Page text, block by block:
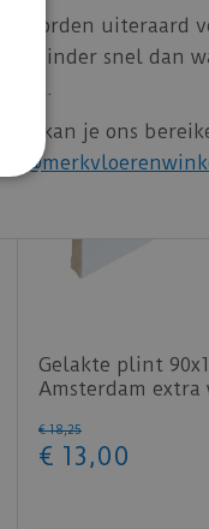
Gelakte plint
Amsterdam extra
€ 18,25
€ 13 ,00
worden uiteraard
minder snel dan
kan je ons